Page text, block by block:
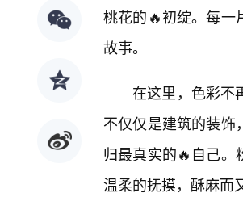
桃花的🔥初绽。每一
故事。
在这里，色彩不
不仅仅是建筑的装饰
归最真实的🔥自己。
温柔的抚摸，酥麻而